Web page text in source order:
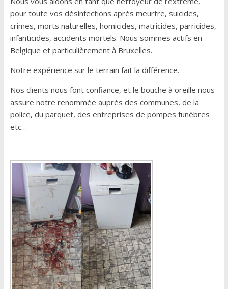
pour toute vos désinfections après meurtre, suicides,
crimes, morts naturelles, homicides, matricides, parricides,
infanticides, accidents mortels. Nous sommes actifs en
Belgique et particulièrement à Bruxelles.
Notre expérience sur le terrain fait la différence.
Nos clients nous font confiance, et le bouche à oreille nous
assure notre renommée auprès des communes, de la
police, du parquet, des entreprises de pompes funèbres
etc…